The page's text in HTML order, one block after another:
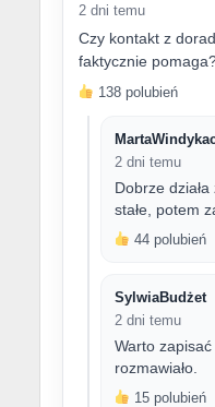
2 dni temu
Czy kontakt z
faktycznie
138 polubień
2 dni temu
Dobrze
stałe, potem
44 polubień
SylwiaBudżet
2 dni temu
Warto
rozmawiało.
15 polubień